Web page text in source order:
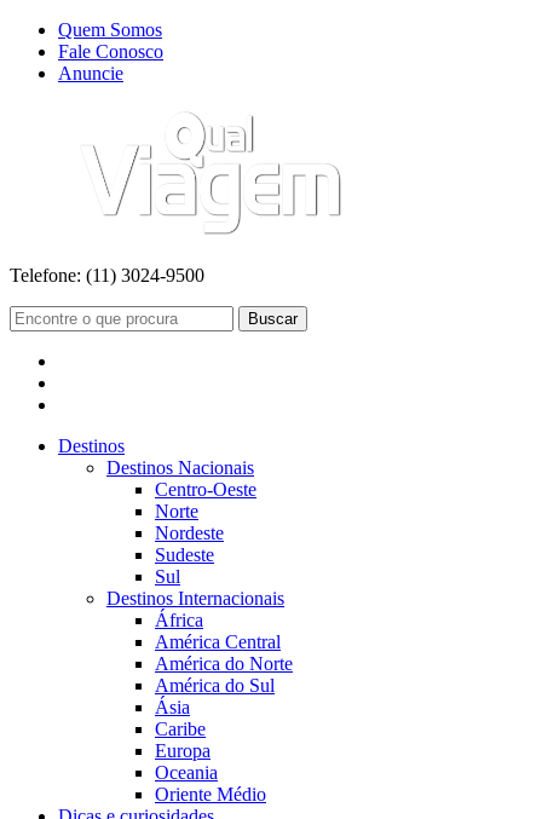
Quem Somos
Fale Conosco
Anuncie
Telefone: (11) 3024-9500
Buscar
Destinos
Destinos Nacionais
Centro-Oeste
Norte
Nordeste
Sudeste
Sul
Destinos Internacionais
África
América Central
América do Norte
América do Sul
Ásia
Caribe
Europa
Oceania
Oriente Médio